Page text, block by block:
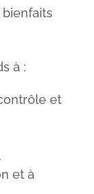
à :
et
et à